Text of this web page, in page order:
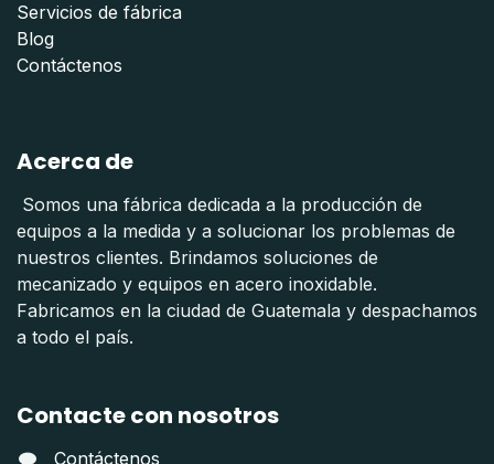
Servicios de fábrica
Blog
Contáctenos
Acerca de
Somos una fábrica dedicada a la producción de
equipos a la medida y a solucionar los problemas de
nuestros clientes. Brindamos soluciones de
mecanizado y equipos en acero inoxidable.
Fabricamos en la ciudad de Guatemala y despachamos
a todo el país.
Contacte con nosotros
Contáctenos